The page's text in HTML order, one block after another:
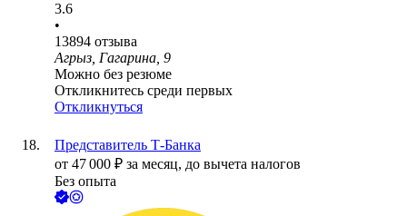
3.6
•
13894 отзыва
Агрыз, Гагарина, 9
Можно без резюме
Откликнитесь среди первых
Откликнуться
Представитель Т-Банка
от 47 000 ₽ за месяц, до вычета налогов
Без опыта